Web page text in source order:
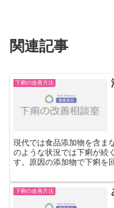
関連記事
下痢の改善方法
現代では食品添加物を含ま
のような状況では下痢が続
す。原因の添加物で下痢を
下痢の改善方法